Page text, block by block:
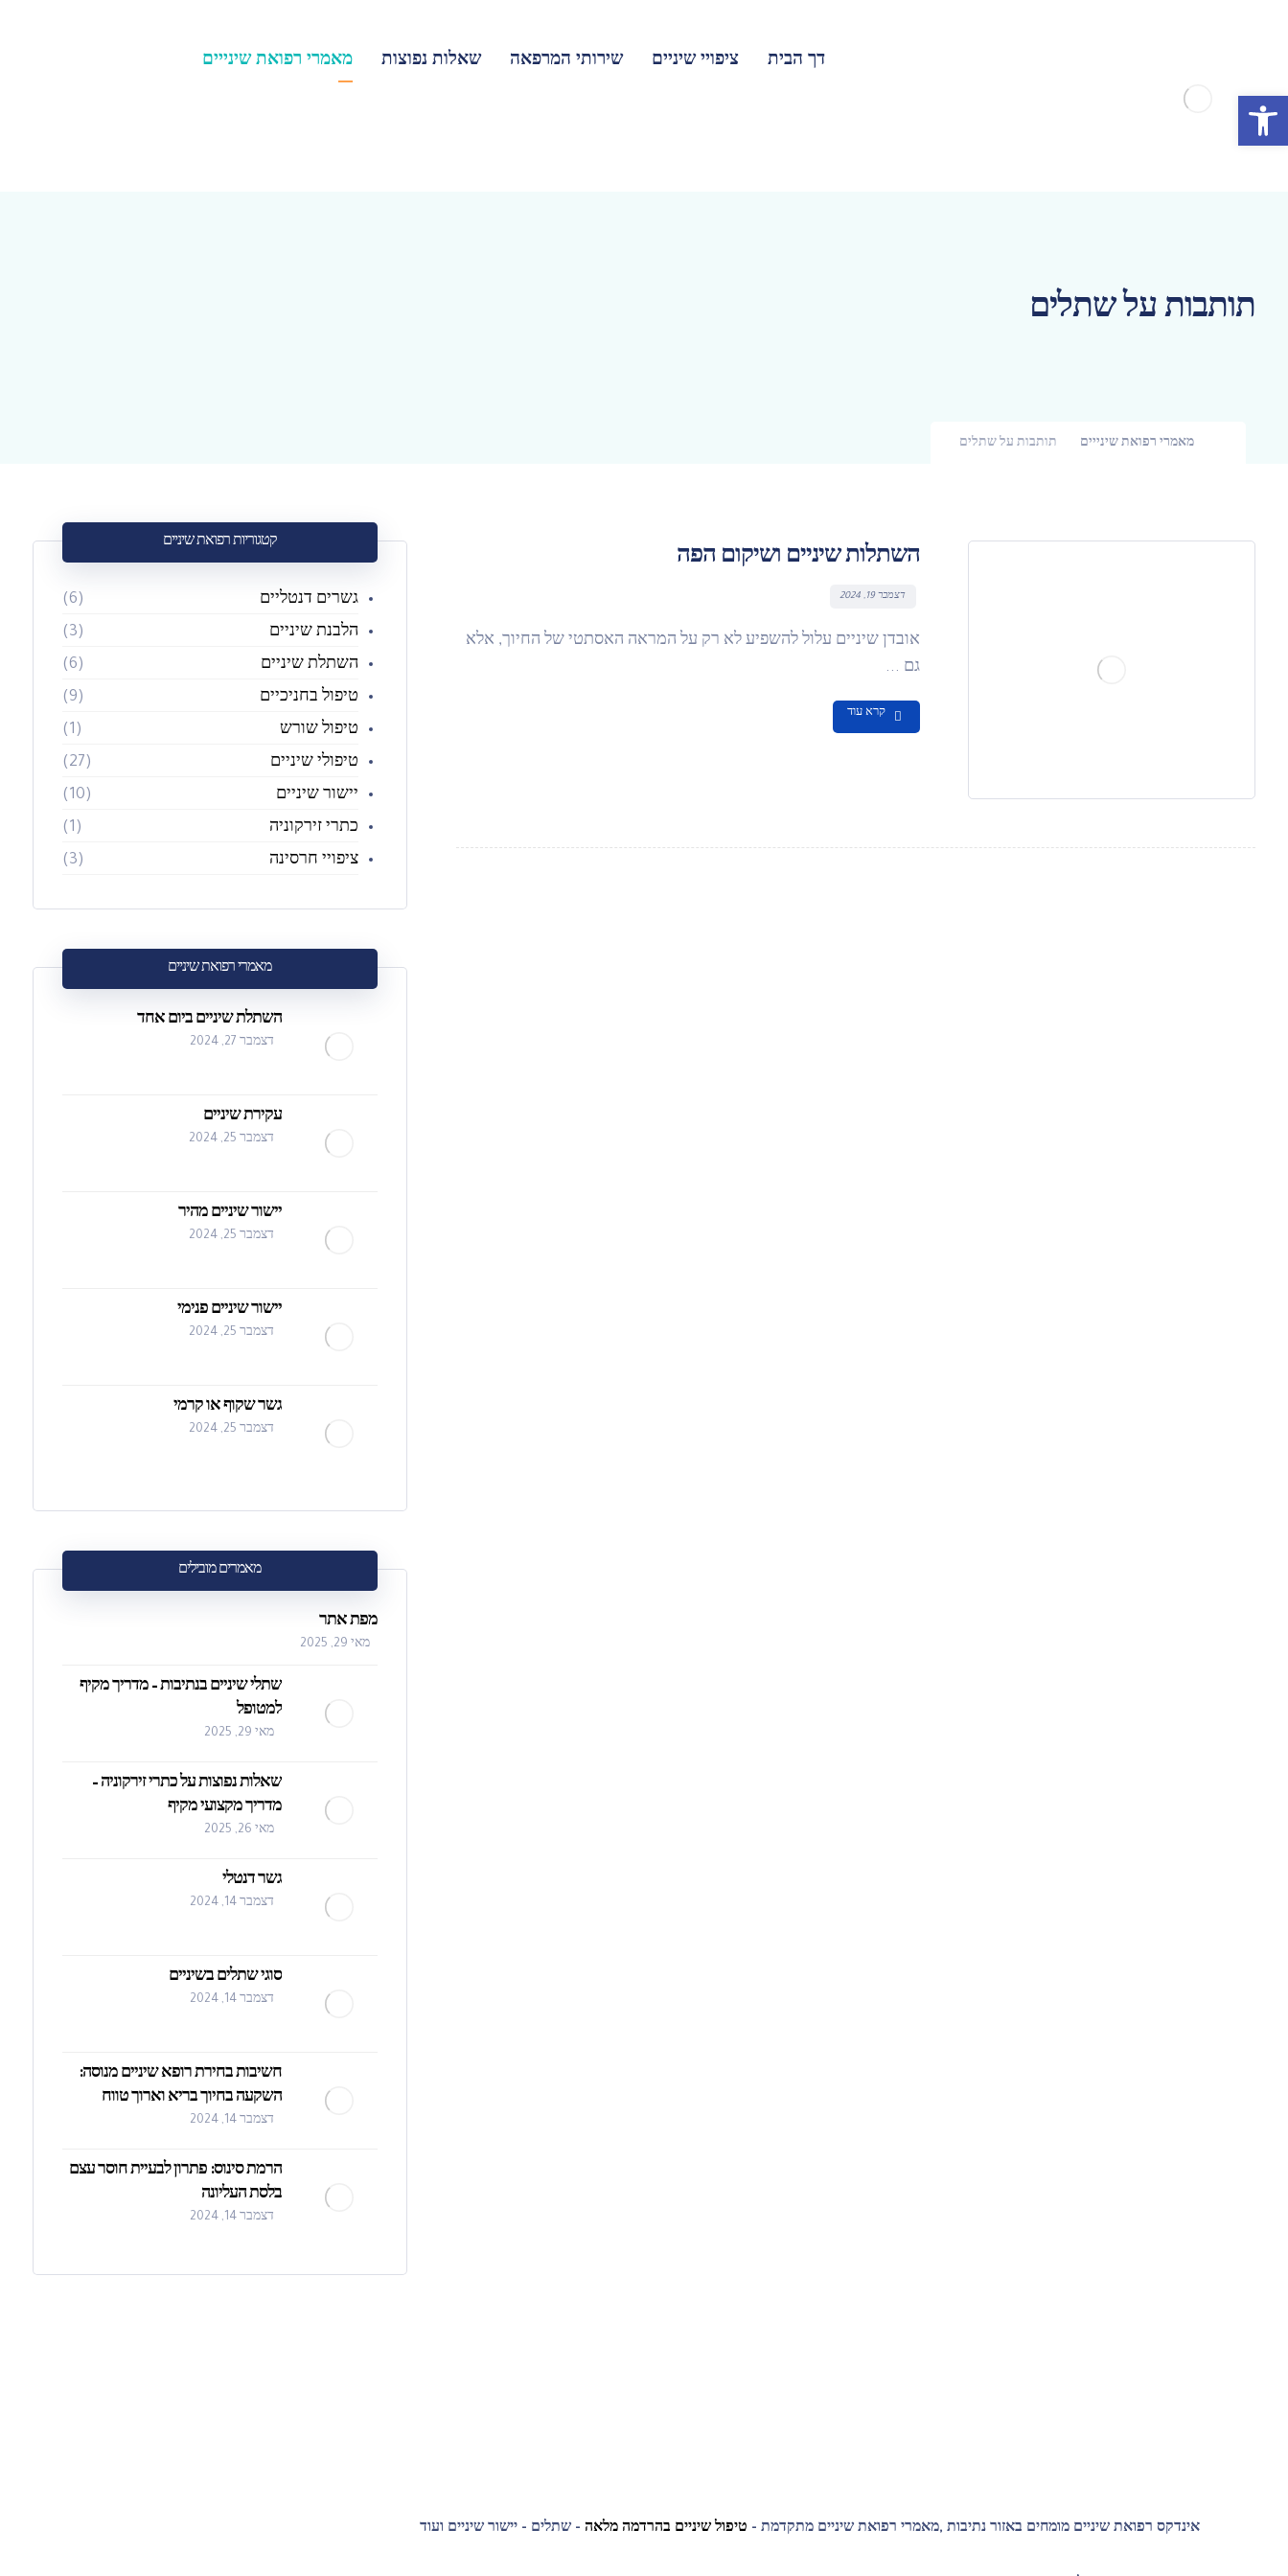
דך הבית ציפויי שיניים שירותי המרפאה שאלות נפוצות מאמרי רפואת שינייים
תותבות על שתלים
מאמרי רפואת שינייים תותבות על שתלים
השתלות שיניים ושיקום הפה
דצמבר 19, 2024
אובדן שיניים עלול להשפיע לא רק על המראה האסתטי של החיוך, אלא
גם ...
קרא עוד
קטגוריות רפואת שיניים
גשרים דנטליים
(6)
הלבנת שיניים
(3)
השתלת שיניים
(6)
טיפול בחניכיים
(9)
טיפול שורש
(1)
טיפולי שיניים
(27)
יישור שיניים
(10)
כתרי זירקוניה
(1)
ציפויי חרסינה
(3)
מאמרי רפואת שיניים
השתלת שיניים ביום אחד
דצמבר 27, 2024
עקירת שיניים
דצמבר 25, 2024
יישור שיניים מהיר
דצמבר 25, 2024
יישור שיניים פנימי
דצמבר 25, 2024
גשר שקוף או קרמי
דצמבר 25, 2024
מאמרים מובילים
מפת אתר
מאי 29, 2025
שתלי שיניים בנתיבות – מדריך מקיף
למטופל
מאי 29, 2025
שאלות נפוצות על כתרי זירקוניה –
מדריך מקצועי מקיף
מאי 26, 2025
גשר דנטלי
דצמבר 14, 2024
סוגי שתלים בשיניים
דצמבר 14, 2024
חשיבות בחירת רופא שיניים מנוסה:
השקעה בחיוך בריא וארוך טווח
דצמבר 14, 2024
הרמת סינוס: פתרון לבעיית חוסר עצם
בלסת העליונה
דצמבר 14, 2024
אינדקס רפואת שיניים מומחים באזור נתיבות ,מאמרי רפואת שיניים מתקדמת - טיפול שיניים בהרדמה מלאה - שתלים - יישור שיניים ועוד
פתח סרגל נגישות